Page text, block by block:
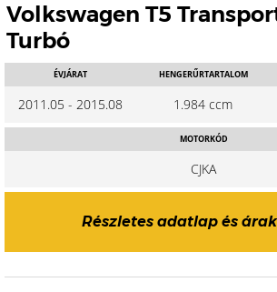
Volkswagen T5
Turbó
ÉVJÁRAT
2011.05 - 2015.08
HENGERŰRTARTALOM
1.984 ccm
MOTORKÓD
CJKA
Részletes adatlap és árak